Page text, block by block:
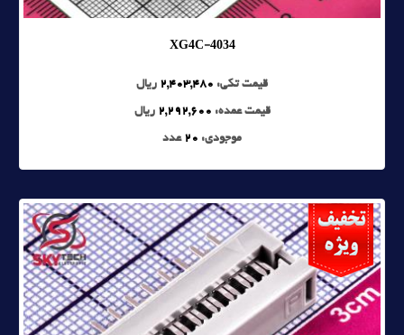
XG4C-4034
قیمت تکی: 2,403,480 ریال
قیمت عمده: 2,292,600 ریال
موجودی: 20 عدد